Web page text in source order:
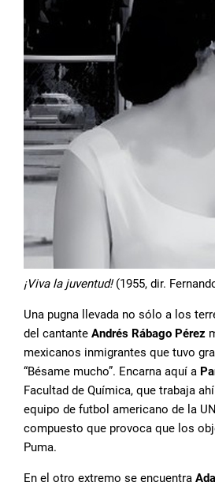
¡Viva la juventud!(1955, dir.
Una pugna llevada no sólo a los
del cantante Andrés Rábago Pérez
mexicanos inmigrantes que tuvo
“Bésame mucho”. Encarna aquí a
Facultad de Química, que trabaja
equipo de futbol americano de la
compuesto que provoca que los
Puma.
En el otro extremo se encuentra